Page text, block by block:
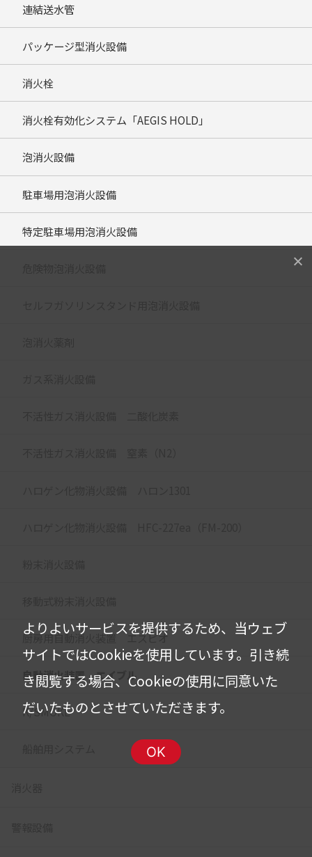
連結送水管
パッケージ型消火設備
消火栓
消火栓有効化システム「AEGIS HOLD」
泡消火設備
駐車場用泡消火設備
特定駐車場用泡消火設備
厨房用自動消火装置 エスピオ
自動消火装置 エイブル
K/SMOKE
よりよいサービスを提供するため、当ウェブ
サイトではCookieを使用しています。 引き続
き閲覧する場合、Cookieの使用に同意いた
だいたものとさせていただきます。
OK